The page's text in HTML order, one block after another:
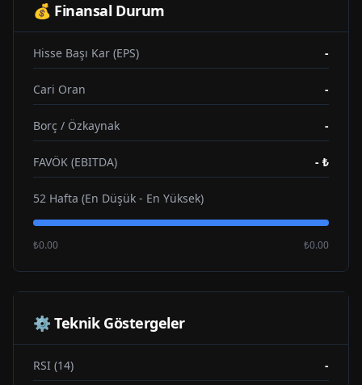
💰 Finansal Durum
Hisse Başı Kar (EPS) -
Cari Oran -
Borç / Özkaynak -
FAVÖK (EBITDA) - ₺
52 Hafta (En Düşük - En Yüksek)
₺0.00 ₺0.00
⚙️ Teknik Göstergeler
RSI (14) -